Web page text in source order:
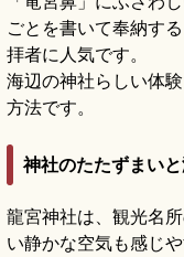
ごとを書いて奉納す
拝者に人気です。
海辺の神社らしい体
方法です。
神社のたたずまい
龍宮神社は、観光名
い静かな空気も感じや